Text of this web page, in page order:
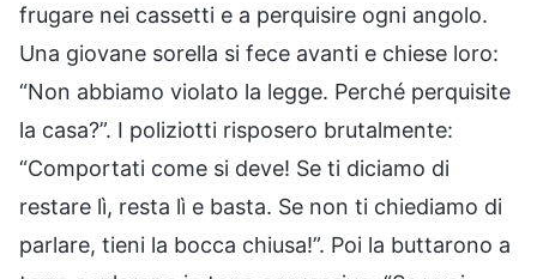
frugare nei cassetti e a perquisire ogni angolo.
Una giovane sorella si fece avanti e chiese loro:
“Non abbiamo violato la legge. Perché perquisite
la casa?”. I poliziotti risposero brutalmente:
“Comportati come si deve! Se ti diciamo di
restare lì, resta lì e basta. Se non ti chiediamo di
parlare, tieni la bocca chiusa!”. Poi la buttarono a